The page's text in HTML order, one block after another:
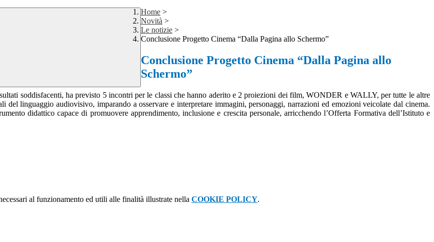
Home >
Novità >
Le notizie >
Conclusione Progetto Cinema “Dalla Pagina allo Schermo”
Conclusione Progetto Cinema “Dalla Pagina allo
Schermo”
soddisfacenti, ha previsto 5 incontri per le classi che hanno aderito e 2 proiezioni dei film, WONDER e WALLY, per tutte le altre
linguaggio audiovisivo, imparando a osservare e interpretare immagini, personaggi, narrazioni ed emozioni veicolate dal cinema.
didattico capace di promuovere apprendimento, inclusione e crescita personale, arricchendo l’Offerta Formativa dell’Istituto e
al funzionamento ed utili alle finalità illustrate nella COOKIE POLICY.